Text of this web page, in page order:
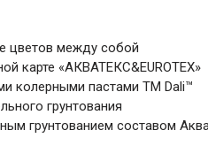
цветов между собой
карте «AКВАТЕКС&EUROTEX»
колерными пастами ТМ Dali™
грунтования
грунтованием составом